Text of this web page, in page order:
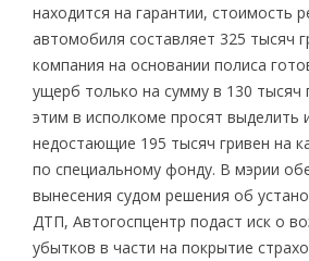
находится на гарантии, стоимость
автомобиля составляет 325 тысяч
компания на основании полиса
ущерб только на сумму в 130 тысяч
этим в исполкоме просят выделить
недостающие 195 тысяч гривен на
по специальному фонду. В мэрии
вынесения судом решения об
ДТП, Автогоспцентр подаст иск о
убытков в части на покрытие